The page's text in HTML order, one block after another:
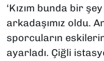
‘Kızım bunda bir
arkadaşımız oldu.
sporcuların
ayarladı. Çiğli